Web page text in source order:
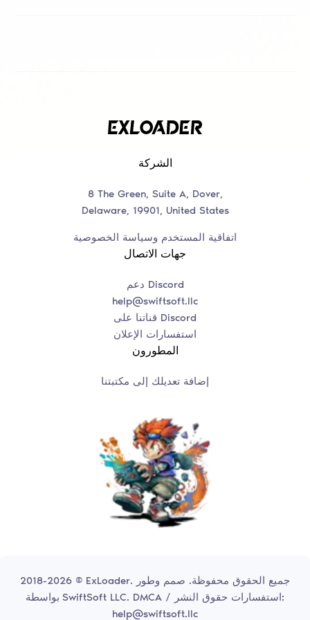
الشركة
8 The Green, Suite A, Dover,
Delaware, 19901, United States
اتفاقية المستخدم وسياسة الخصوصية
جهات الاتصال
دعم Discord
help@swiftsoft.llc
قناتنا على Discord
استفسارات الإعلان
المطورون
إضافة تعديلك إلى مكتبتنا
2018-2026 © ExLoader. جميع الحقوق محفوظة. صمم وطور
بواسطة SwiftSoft LLC.
DMCA / استفسارات حقوق النشر:
help@swiftsoft.llc